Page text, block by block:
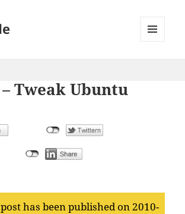
Tweak Ubuntu
has been published on 2010-